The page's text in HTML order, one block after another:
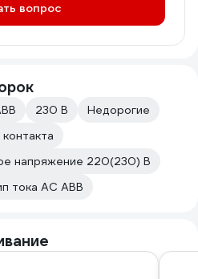
вопрос
230 В
Недорогие
контакта
напряжение 220(230) В
тока AC ABB